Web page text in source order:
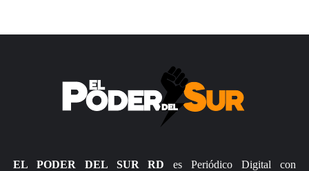
EL PODER DEL SUR RD es Periódico Digital con